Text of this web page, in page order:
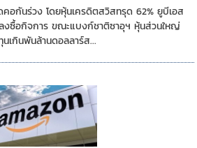
อกันร่วง โดยหุ้นเครดิตสวิสทรุด 62% ยูบีเอส
งซื้อกิจการ ขณะแบงก์ชาติซาอุฯ หุ้นส่วนใหญ่
เกินพันล้านดอลลาร์ส...